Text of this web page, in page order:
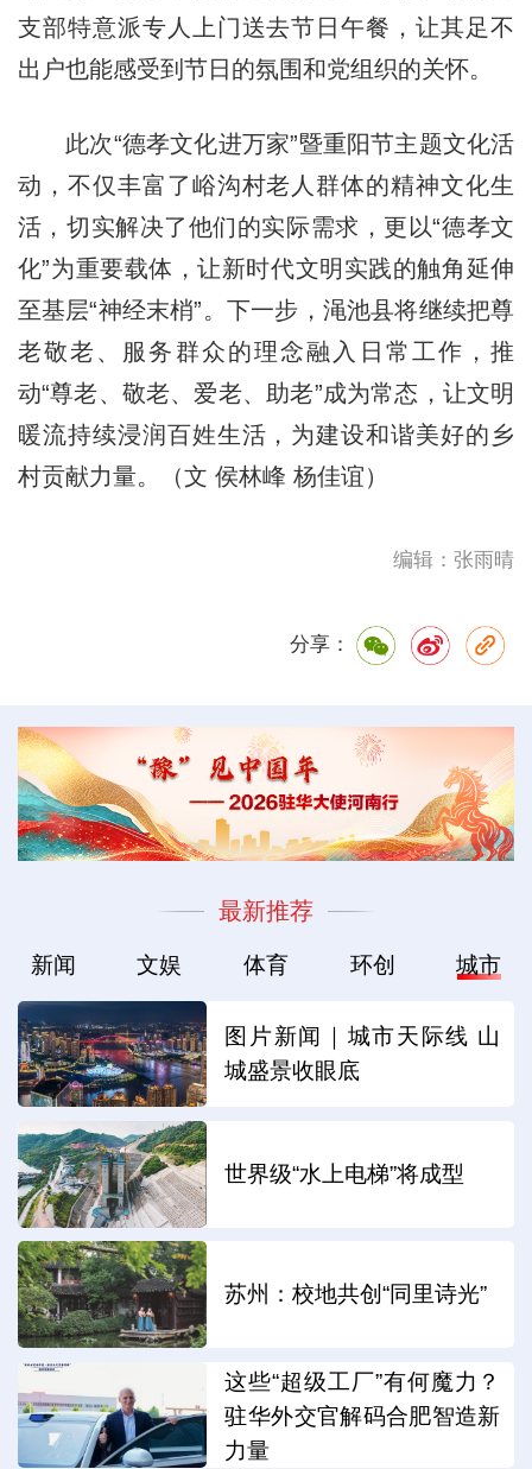
支部特意派专人上门送去节日午餐，让其足不
出户也能感受到节日的氛围和党组织的关怀。
此次“德孝文化进万家”暨重阳节主题文化活
动，不仅丰富了峪沟村老人群体的精神文化生
活，切实解决了他们的实际需求，更以“德孝文
化”为重要载体，让新时代文明实践的触角延伸
至基层“神经末梢”。下一步，渑池县将继续把尊
老敬老、服务群众的理念融入日常工作，推
动“尊老、敬老、爱老、助老”成为常态，让文明
暖流持续浸润百姓生活，为建设和谐美好的乡
村贡献力量。（文 侯林峰 杨佳谊）
编辑：张雨晴
分享：
最新推荐
新闻 文娱 体育 环创 城市
图片新闻｜城市天际线 山
城盛景收眼底
世界级“水上电梯”将成型
苏州：校地共创“同里诗光”
这些“超级工厂”有何魔力？
驻华外交官解码合肥智造新
力量